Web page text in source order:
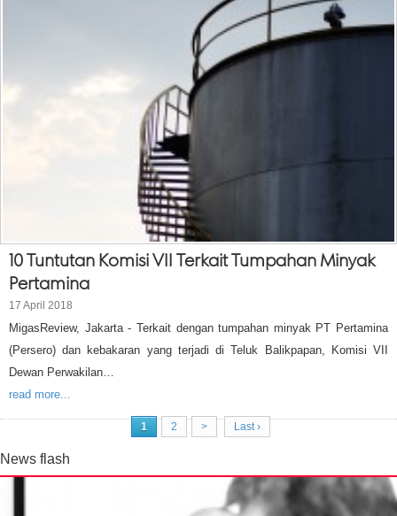
10 Tuntutan Komisi VII Terkait Tumpahan Minyak
Pertamina
17 April 2018
MigasReview, Jakarta - Terkait dengan tumpahan minyak PT Pertamina
(Persero) dan kebakaran yang terjadi di Teluk Balikpapan, Komisi VII
Dewan Perwakilan…
read more...
1 2 > Last ›
News flash